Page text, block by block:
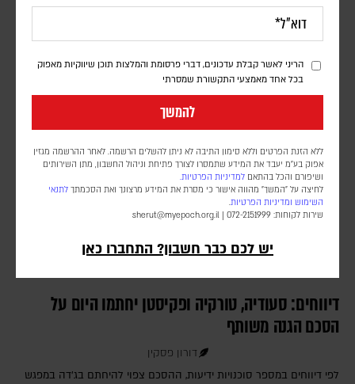
הריני לאשר קבלת עדכונים, דברי פרסומת והמלצות תוכן שיווקיות מאפוק
בכל אחד מאמצעי התקשורת שמסרתי
להמשך
ללא הזנת הפרטים וללא סימון התיבה לא ניתן להשלים הרשמה. לאחר ההרשמה מגזין
אפוק בע״מ יעבד את המידע שתמסרו לצורך פתיחת וניהול החשבון, מתן השירותים
ושיפורם והכל בהתאם למדיניות הפרטיות.
לחיצה על "המשך" מהווה אישור כי מסרת את המידע מרצונך ואת הסכמתך לתנאי
השימוש ומדיניות הפרטיות.
שירות לקוחות: 072-2151999 |
sherut@myepoch.org.il
יש לכם כבר חשבון? התחברו כאן
שאמורה לנהל את הרצועה
דיווחים: סעודיה, טורקיה ופקיסטן יחתמו היום על
הסכם הגנה משותף
דורון פסקין
לפי דיווחים במספר סוכנויות ידיעות, ההסכם צפוי להיחתם בג'דה במפגש